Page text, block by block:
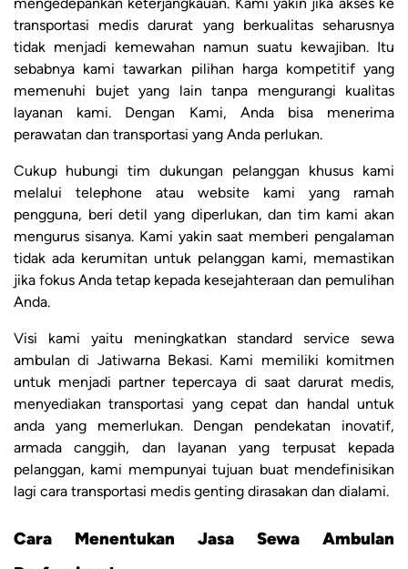
transportasi medis darurat yang berkualitas seharusnya
tidak menjadi kemewahan namun suatu kewajiban. Itu
sebabnya kami tawarkan pilihan harga kompetitif yang
memenuhi bujet yang lain tanpa mengurangi kualitas
layanan kami. Dengan Kami, Anda bisa menerima
perawatan dan transportasi yang Anda perlukan.
Cukup hubungi tim dukungan pelanggan khusus kami
melalui telephone atau website kami yang ramah
pengguna, beri detil yang diperlukan, dan tim kami akan
mengurus sisanya. Kami yakin saat memberi pengalaman
tidak ada kerumitan untuk pelanggan kami, memastikan
jika fokus Anda tetap kepada kesejahteraan dan pemulihan
Anda.
Visi kami yaitu meningkatkan standard service sewa
ambulan di Jatiwarna Bekasi. Kami memiliki komitmen
untuk menjadi partner tepercaya di saat darurat medis,
menyediakan transportasi yang cepat dan handal untuk
anda yang memerlukan. Dengan pendekatan inovatif,
armada canggih, dan layanan yang terpusat kepada
pelanggan, kami mempunyai tujuan buat mendefinisikan
lagi cara transportasi medis genting dirasakan dan dialami.
Cara Menentukan Jasa Sewa Ambulan